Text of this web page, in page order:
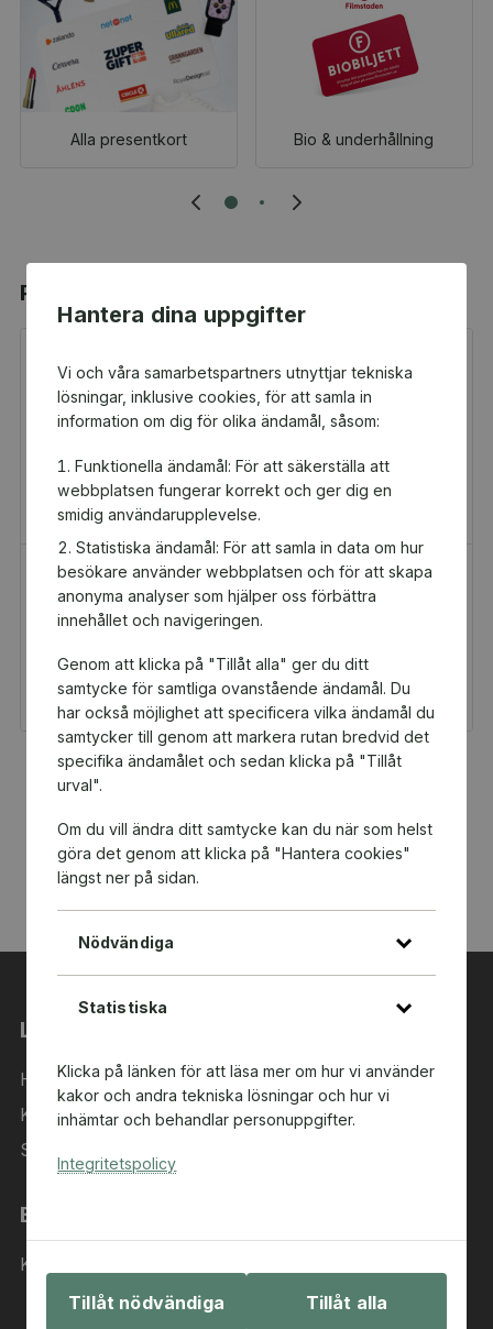
Hantera dina uppgifter
Vi och våra samarbetspartners utnyttjar tekniska
lösningar, inklusive cookies, för att samla in
information om dig för olika ändamål, såsom:
Funktionella ändamål: För att säkerställa att
webbplatsen fungerar korrekt och ger dig en
smidig användarupplevelse.
Statistiska ändamål: För att samla in data om hur
besökare använder webbplatsen och för att skapa
anonyma analyser som hjälper oss förbättra
innehållet och navigeringen.
Genom att klicka på "Tillåt alla" ger du ditt
samtycke för samtliga ovanstående ändamål. Du
har också möjlighet att specificera vilka ändamål du
samtycker till genom att markera rutan bredvid det
specifika ändamålet och sedan klicka på "Tillåt
urval".
Om du vill ändra ditt samtycke kan du när som helst
göra det genom att klicka på "Hantera cookies"
längst ner på sidan.
Nödvändiga
Statistiska
Klicka på länken för att läsa mer om hur vi använder
kakor och andra tekniska lösningar och hur vi
inhämtar och behandlar personuppgifter.
Integritetspolicy
Tillåt nödvändiga Tillåt alla
Alla presentkort Bio & underhållning
Populära produkter
H&M Presentkort
Presentkort
Du och Alvesta
Dykklubb får 5 kr
tillbaka
Golfamore
Presentkort
Du och Alvesta
Dykklubb får 29,75 kr
tillbaka
Länkar
Hem
Kategorier
Sök i sortimentet
Behöver du hjälp?
Kontakta oss